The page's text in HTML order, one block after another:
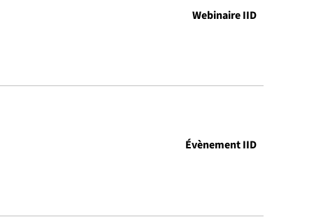
Webinaire IID
Évènement IID